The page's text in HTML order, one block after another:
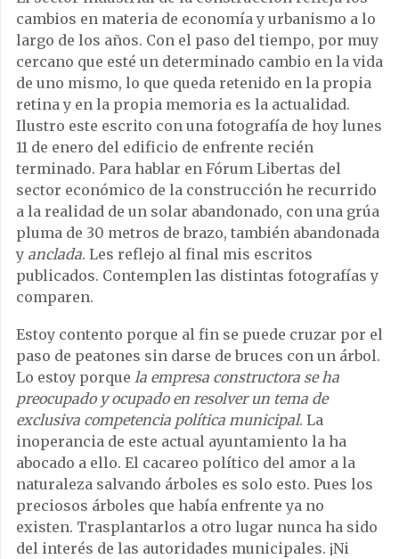
cambios en materia de economía y urbanismo a lo
largo de los años. Con el paso del tiempo, por muy
cercano que esté un determinado cambio en la vida
de uno mismo, lo que queda retenido en la propia
retina y en la propia memoria es la actualidad.
Ilustro este escrito con una fotografía de hoy lunes
11 de enero del edificio de enfrente recién
terminado. Para hablar en Fórum Libertas del
sector económico de la construcción he recurrido
a la realidad de un solar abandonado, con una grúa
pluma de 30 metros de brazo, también abandonada
y anclada. Les reflejo al final mis escritos
publicados. Contemplen las distintas fotografías y
comparen.
Estoy contento porque al fin se puede cruzar por el
paso de peatones sin darse de bruces con un árbol.
Lo estoy porque la empresa constructora se ha
preocupado y ocupado en resolver un tema de
exclusiva competencia política municipal. La
inoperancia de este actual ayuntamiento la ha
abocado a ello. El cacareo político del amor a la
naturaleza salvando árboles es solo esto. Pues los
preciosos árboles que había enfrente ya no
existen. Trasplantarlos a otro lugar nunca ha sido
del interés de las autoridades municipales. ¡Ni